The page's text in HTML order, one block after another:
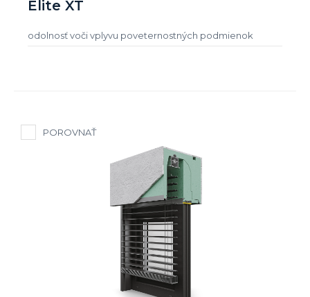
Elite XT
odolnosť voči vplyvu poveternostných podmienok
POROVNAŤ